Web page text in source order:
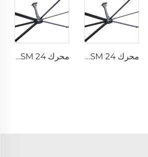
محرك IE5 PMSM 24 قدم مروحة HVLS الكهربائية الكبيرة سعة 7.3 متر لمصانع الألبان الصناعية مروحة سقف كبيرة لمستودعات الجهد 380 فولت محرك IE5 PMSM 24 قدم مروحة HVLS الكهربائية الكبيرة سعة 7.3 متر لمصانع الألبان الصناعية مروحة سقف كبيرة لمستودعات الجهد 380 فولت